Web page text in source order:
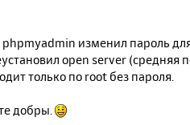
phpmyadmin изменил пароль
open server (средняя
только по root без пароля.
добры.